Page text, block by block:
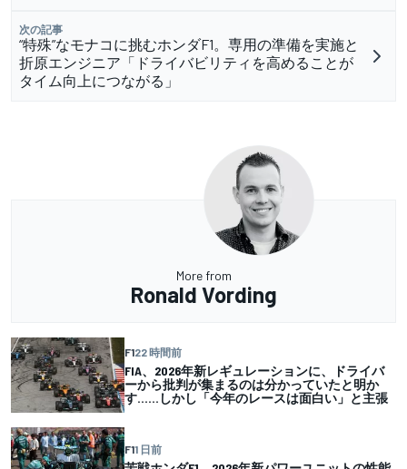
次の記事
“特殊”なモナコに挑むホンダF1。専用の準備を実施と
折原エンジニア「ドライバビリティを高めることが
タイム向上につながる」
More from
Ronald Vording
F122 時間前
FIA、2026年新レギュレーションに、ドライバ
ーから批判が集まるのは分かっていたと明か
す……しかし「今年のレースは面白い」と主張
F11 日前